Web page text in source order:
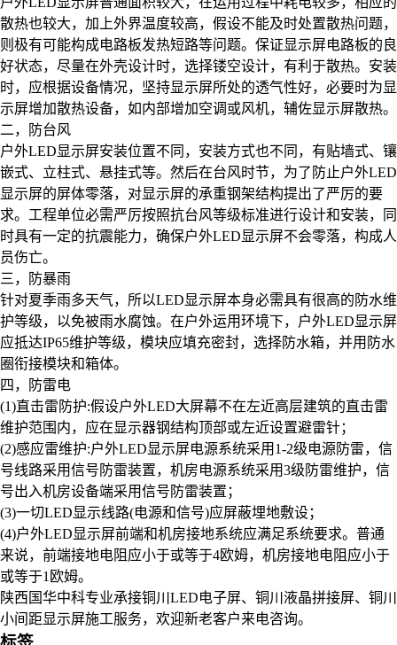
散热也较大，加上外界温度较高，假设不能及时处置散热问题，
则极有可能构成电路板发热短路等问题。保证显示屏电路板的良
好状态，尽量在外壳设计时，选择镂空设计，有利于散热。安装
时，应根据设备情况，坚持显示屏所处的透气性好，必要时为显
示屏增加散热设备，如内部增加空调或风机，辅佐显示屏散热。
二，防台风
户外LED显示屏安装位置不同，安装方式也不同，有贴墙式、镶
嵌式、立柱式、悬挂式等。然后在台风时节，为了防止户外LED
显示屏的屏体零落，对显示屏的承重钢架结构提出了严厉的要
求。工程单位必需严厉按照抗台风等级标准进行设计和安装，同
时具有一定的抗震能力，确保户外LED显示屏不会零落，构成人
员伤亡。
三，防暴雨
针对夏季雨多天气，所以LED显示屏本身必需具有很高的防水维
护等级，以免被雨水腐蚀。在户外运用环境下，户外LED显示屏
应抵达IP65维护等级，模块应填充密封，选择防水箱，并用防水
圈衔接模块和箱体。
四，防雷电
(1)直击雷防护:假设户外LED大屏幕不在左近高层建筑的直击雷
维护范围内，应在显示器钢结构顶部或左近设置避雷针；
(2)感应雷维护:户外LED显示屏电源系统采用1-2级电源防雷，信
号线路采用信号防雷装置，机房电源系统采用3级防雷维护，信
号出入机房设备端采用信号防雷装置；
(3)一切LED显示线路(电源和信号)应屏蔽埋地敷设；
(4)户外LED显示屏前端和机房接地系统应满足系统要求。普通
来说，前端接地电阻应小于或等于4欧姆，机房接地电阻应小于
或等于1欧姆。
陕西国华中科专业承接铜川LED电子屏、铜川液晶拼接屏、铜川
小间距显示屏施工服务，欢迎新老客户来电咨询。